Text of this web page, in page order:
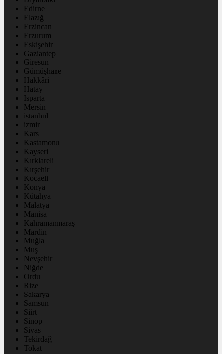
Edirne
Elazığ
Erzincan
Erzurum
Eskişehir
Gaziantep
Giresun
Gümüşhane
Hakkâri
Hatay
Isparta
Mersin
istanbul
izmir
Kars
Kastamonu
Kayseri
Kırklareli
Kırşehir
Kocaeli
Konya
Kütahya
Malatya
Manisa
Kahramanmaraş
Mardin
Muğla
Muş
Nevşehir
Niğde
Ordu
Rize
Sakarya
Samsun
Siirt
Sinop
Sivas
Tekirdağ
Tokat